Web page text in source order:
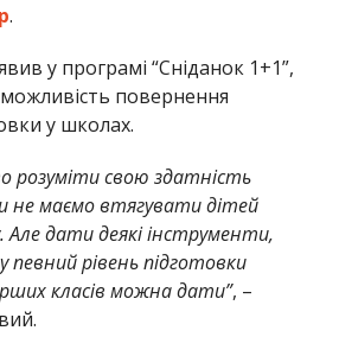
.
у програмі “Сніданок 1+1”,
повернення
у школах.
розуміти свою здатність
маємо втягувати дітей
Але дати деякі інструменти,
певний рівень підготовки
класів можна дати”, –